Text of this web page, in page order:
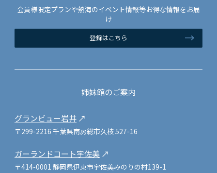
会員様限定プランや熱海のイベント情報等お得な情報をお届
け
登録はこちら
姉妹館のご案内
グランビュー岩井
〒299-2216 千葉県南房総市久枝 527-16
ガーランドコート宇佐美
〒414-0001 静岡県伊東市宇佐美みのりの村139-1